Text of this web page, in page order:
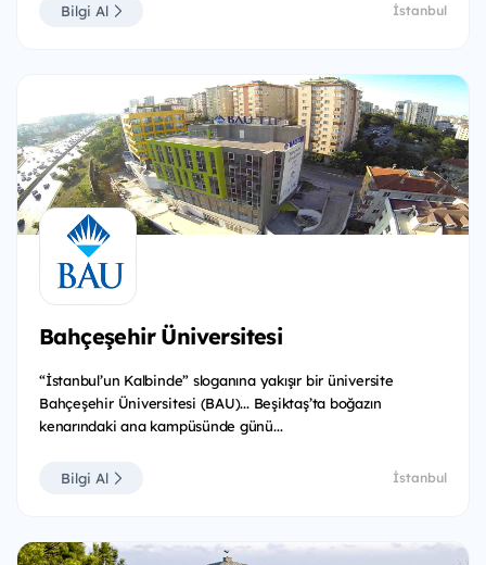
Bilgi Al İstanbul
Bahçeşehir Üniversitesi
“İstanbul’un Kalbinde” sloganına yakışır bir üniversite
Bahçeşehir Üniversitesi (BAU)... Beşiktaş’ta boğazın
kenarındaki ana kampüsünde günü...
Bilgi Al İstanbul